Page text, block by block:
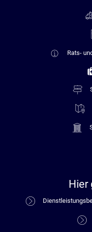
Rats-
Hier